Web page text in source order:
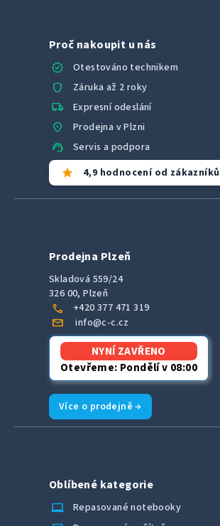
Proč nakoupit u nás
verified
Otestováno technikem
shield Záruka až 2 roky
local_shipping Expresní odeslání
location_on Prodejna v Plzni
support_agent Servis a podpora
star 4,9 hodnocení od zákazníků
Prodejna Plzeň
Skladová 559/24
326 00, Plzeň
call +420 377 471 319
mail info@c-c.cz
NYNÍ ZAVŘENO
Otevřeme: Pondělí v 08:00
Více o prodejně →
Oblíbené kategorie
laptop_chromebook
Repasované notebooky